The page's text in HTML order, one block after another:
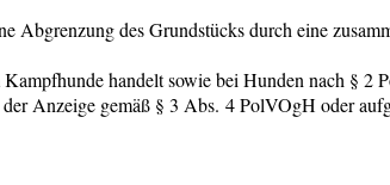
des Grundstücks durch eine
handelt sowie bei Hunden nach §
Anzeige gemäß § 3 Abs. 4 PolVOgH oder